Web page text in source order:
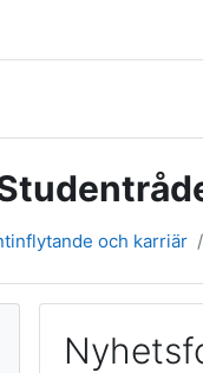
och karriär